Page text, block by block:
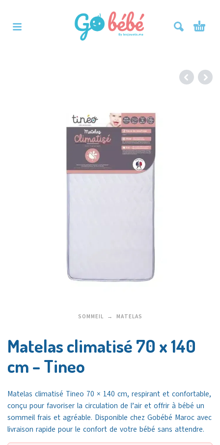
SOMMEIL MATELAS
Matelas climatisé 70 x 140
cm – Tineo
Matelas climatisé Tineo 70 × 140 cm, respirant et confortable,
conçu pour favoriser la circulation de l’air et offrir à bébé un
sommeil frais et agréable. Disponible chez Gobébé Maroc avec
livraison rapide pour le confort de votre bébé sans attendre.